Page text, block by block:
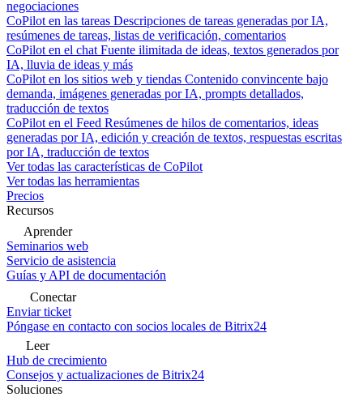
negociaciones
CoPilot en las tareas Descripciones de tareas generadas por IA,
resúmenes de tareas, listas de verificación, comentarios
CoPilot en el chat Fuente ilimitada de ideas, textos generados por
IA, lluvia de ideas y más
CoPilot en los sitios web y tiendas Contenido convincente bajo
demanda, imágenes generadas por IA, prompts detallados,
traducción de textos
CoPilot en el Feed Resúmenes de hilos de comentarios, ideas
generadas por IA, edición y creación de textos, respuestas escritas
por IA, traducción de textos
Ver todas las características de CoPilot
Ver todas las herramientas
Precios
Recursos
Aprender
Seminarios web
Servicio de asistencia
Guías y API de documentación
Conectar
Enviar ticket
Póngase en contacto con socios locales de Bitrix24
Leer
Hub de crecimiento
Consejos y actualizaciones de Bitrix24
Soluciones